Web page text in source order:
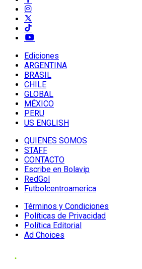
Ediciones
ARGENTINA
BRASIL
CHILE
GLOBAL
MÉXICO
PERU
US ENGLISH
QUIENES SOMOS
STAFF
CONTACTO
Escribe en Bolavip
RedGol
Futbolcentroamerica
Términos y Condiciones
Políticas de Privacidad
Política Editorial
Ad Choices